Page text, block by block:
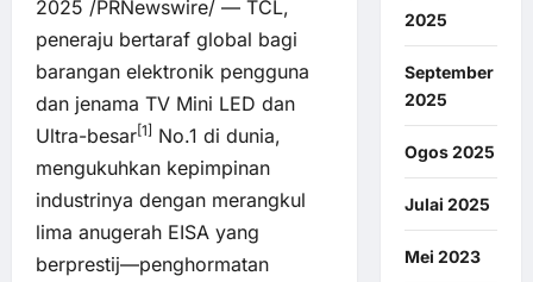
2025 /PRNewswire/ — TCL,
peneraju bertaraf global bagi
barangan elektronik pengguna
dan jenama TV Mini LED dan
Ultra-besar[1] No.1 di dunia,
mengukuhkan kepimpinan
industrinya dengan merangkul
lima anugerah EISA yang
berprestij—penghormatan
2025
September
2025
Ogos 2025
Julai 2025
Mei 2023